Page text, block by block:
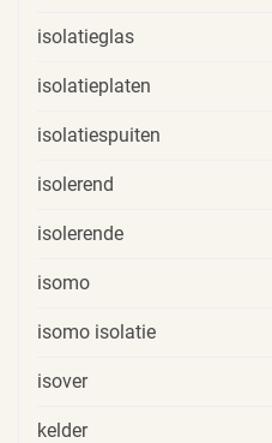
isolatieglas
isolatieplaten
isolatiespuiten
isolerend
isolerende
isomo
isomo isolatie
isover
kelder